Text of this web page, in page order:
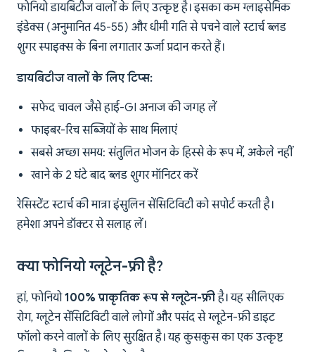
फोनियो डायबिटीज वालों के लिए उत्कृष्ट है। इसका कम ग्लाइसेमिक
इंडेक्स (अनुमानित 45-55) और धीमी गति से पचने वाले स्टार्च ब्लड
शुगर स्पाइक्स के बिना लगातार ऊर्जा प्रदान करते हैं।
डायबिटीज वालों के लिए टिप्स:
सफेद चावल जैसे हाई-GI अनाज की जगह लें
फाइबर-रिच सब्जियों के साथ मिलाएं
सबसे अच्छा समय: संतुलित भोजन के हिस्से के रूप में, अकेले नहीं
खाने के 2 घंटे बाद ब्लड शुगर मॉनिटर करें
रेसिस्टेंट स्टार्च की मात्रा इंसुलिन सेंसिटिविटी को सपोर्ट करती है।
हमेशा अपने डॉक्टर से सलाह लें।
क्या फोनियो ग्लूटेन-फ्री है?
हां, फोनियो100% प्राकृतिक रूप से ग्लूटेन-फ्रीहै। यह सीलिएक
रोग, ग्लूटेन सेंसिटिविटी वाले लोगों और पसंद से ग्लूटेन-फ्री डाइट
फॉलो करने वालों के लिए सुरक्षित है। यह कुसकुस का एक उत्कृष्ट